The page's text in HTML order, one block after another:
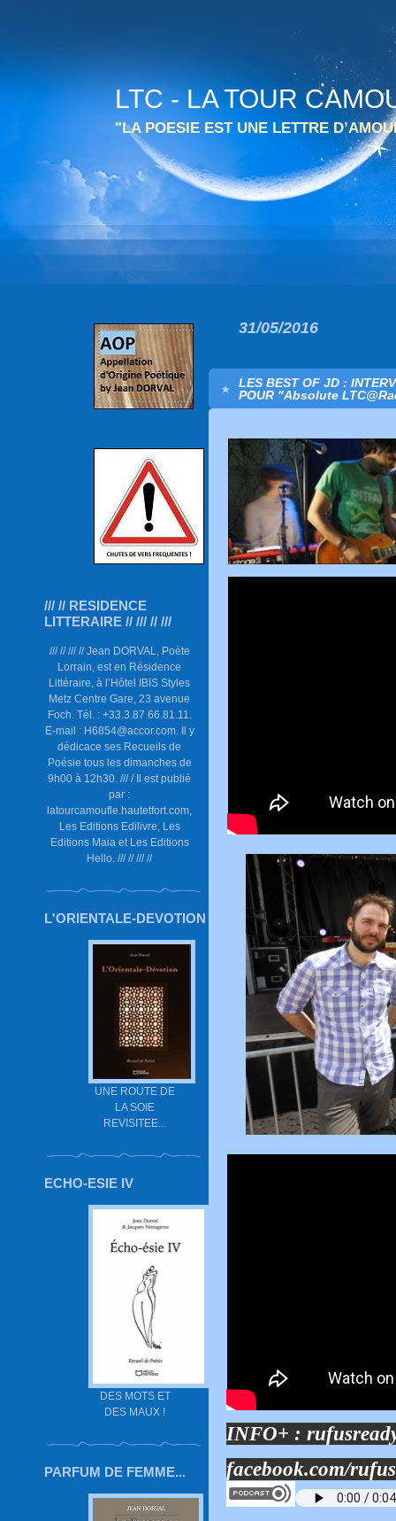
LTC - LA TOUR
"LA POESIE EST UNE LETTRE
/// // RESIDENCE
LITTERAIRE // /// // ///
/// // /// // Jean DORVAL, Poète
Lorrain, est en Résidence
Littéraire, à l’Hôtel IBIS Styles
Metz Centre Gare, 23 avenue
Foch. Tél. : +33.3.87.66.81.11.
E-mail : H6854@accor.com. Il y
dédicace ses Recueils de
Poésie tous les dimanches de
9h00 à 12h30. /// / Il est publié
par :
latourcamoufle.hautetfort.com,
Les Editions Edilivre, Les
Editions Maia et Les Editions
Hello. /// // /// //
L'ORIENTALE-DEVOTION
UNE ROUTE DE
LA SOIE
REVISITEE...
ECHO-ESIE IV
DES MOTS ET
DES MAUX !
PARFUM DE FEMME...
31/05/2016
LES BEST OF JD :
POUR "Absolute
INFO+ :
facebook.com/